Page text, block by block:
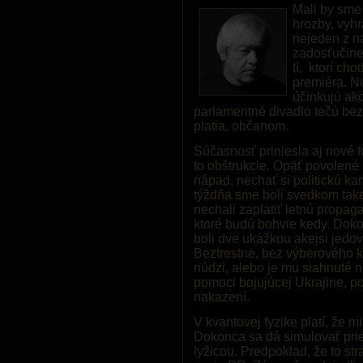
Mali by
hrozby,
nejeden z
tí, ktorí
premiéra.
účinkujú
parlamentné divadlo tečú
platia, občanom.
Súčasnosť priniesla aj nové
to obštrukcie. Opäť
nápad, nechať si politickú
týždňa sme boli svedkom
nechali zaplatiť letnú
ktoré budú bohvie kedy.
boli dve ukážkou akejsi
Beztrestne, bez výberového
núdzi, alebo je mu siahnuté
pomoci bojujúcej Ukrajine,
nakazení.
V kvantovej fyzike platí, že
Dokonca sa dá simulovať
lyžicou. Predpoklad, že to